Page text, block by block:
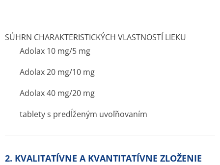
SÚHRN CHARAKTERISTICKÝCH VLASTNOSTÍ LIEKU
Adolax 10 mg/5 mg
Adolax 20 mg/10 mg
Adolax 40 mg/20 mg
tablety s predĺženým uvoľňovaním
2. KVALITATÍVNE A KVANTITATÍVNE ZLOŽENIE